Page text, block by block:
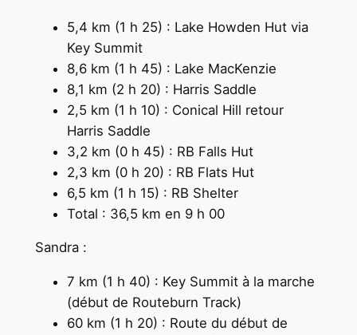
5,4 km (1 h 25) : Lake Howden Hut via
Key Summit
8,6 km (1 h 45) : Lake MacKenzie
8,1 km (2 h 20) : Harris Saddle
2,5 km (1 h 10) : Conical Hill retour
Harris Saddle
3,2 km (0 h 45) : RB Falls Hut
2,3 km (0 h 20) : RB Flats Hut
6,5 km (1 h 15) : RB Shelter
Total : 36,5 km en 9 h 00
Sandra :
7 km (1 h 40) : Key Summit à la marche
(début de Routeburn Track)
60 km (1 h 20) : Route du début de